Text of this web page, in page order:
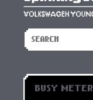
BUSY METER